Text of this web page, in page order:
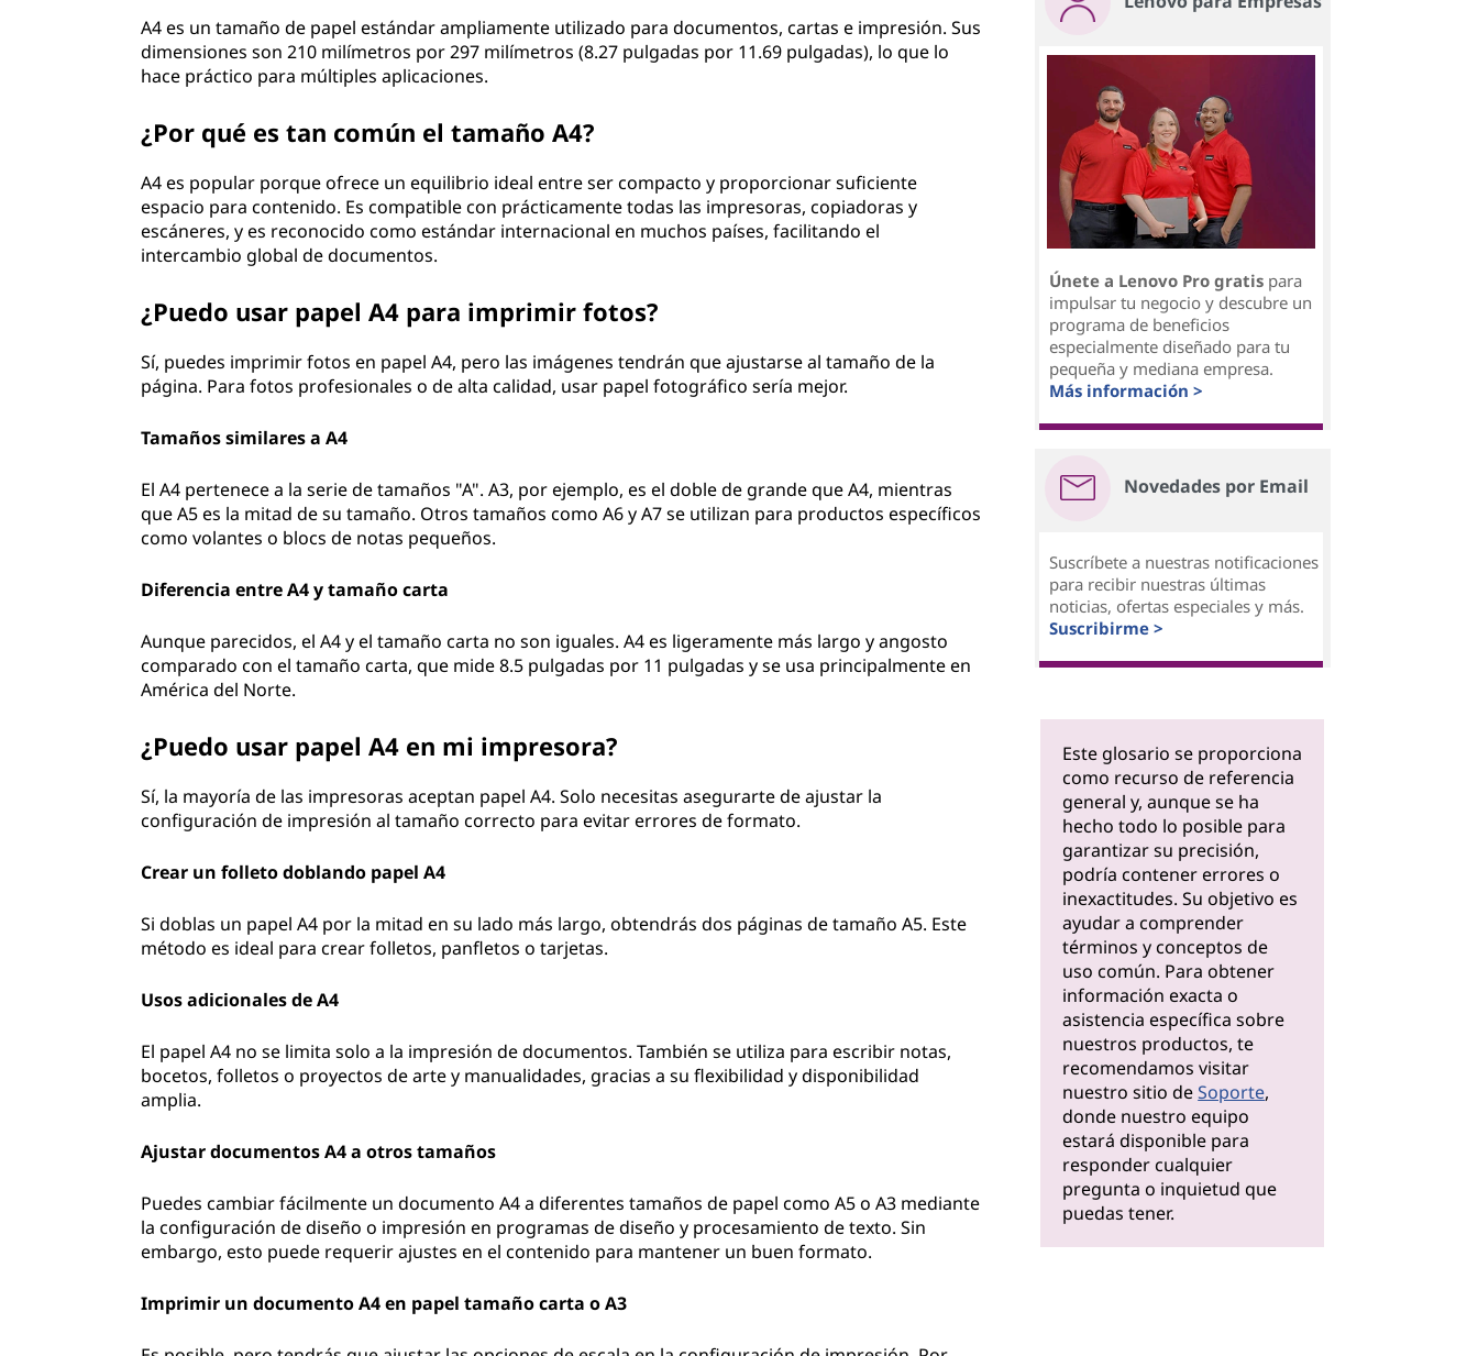
A4 es un tamaño de papel estándar ampliamente utilizado para documentos, cartas e impresión. Sus
dimensiones son 210 milímetros por 297 milímetros (8.27 pulgadas por 11.69 pulgadas), lo que lo
hace práctico para múltiples aplicaciones.
¿Por qué es tan común el tamaño A4?
A4 es popular porque ofrece un equilibrio ideal entre ser compacto y proporcionar suficiente
espacio para contenido. Es compatible con prácticamente todas las impresoras, copiadoras y
escáneres, y es reconocido como estándar internacional en muchos países, facilitando el
intercambio global de documentos.
¿Puedo usar papel A4 para imprimir fotos?
Sí, puedes imprimir fotos en papel A4, pero las imágenes tendrán que ajustarse al tamaño de la
página. Para fotos profesionales o de alta calidad, usar papel fotográfico sería mejor.
Tamaños similares a A4
El A4 pertenece a la serie de tamaños "A". A3, por ejemplo, es el doble de grande que A4, mientras
que A5 es la mitad de su tamaño. Otros tamaños como A6 y A7 se utilizan para productos específicos
como volantes o blocs de notas pequeños.
Diferencia entre A4 y tamaño carta
Aunque parecidos, el A4 y el tamaño carta no son iguales. A4 es ligeramente más largo y angosto
comparado con el tamaño carta, que mide 8.5 pulgadas por 11 pulgadas y se usa principalmente en
América del Norte.
¿Puedo usar papel A4 en mi impresora?
Sí, la mayoría de las impresoras aceptan papel A4. Solo necesitas asegurarte de ajustar la
configuración de impresión al tamaño correcto para evitar errores de formato.
Crear un folleto doblando papel A4
Si doblas un papel A4 por la mitad en su lado más largo, obtendrás dos páginas de tamaño A5. Este
método es ideal para crear folletos, panfletos o tarjetas.
Usos adicionales de A4
El papel A4 no se limita solo a la impresión de documentos. También se utiliza para escribir notas,
bocetos, folletos o proyectos de arte y manualidades, gracias a su flexibilidad y disponibilidad
amplia.
Ajustar documentos A4 a otros tamaños
Puedes cambiar fácilmente un documento A4 a diferentes tamaños de papel como A5 o A3 mediante
la configuración de diseño o impresión en programas de diseño y procesamiento de texto. Sin
embargo, esto puede requerir ajustes en el contenido para mantener un buen formato.
Imprimir un documento A4 en papel tamaño carta o A3
Únete a Lenovo Pro gratispara
impulsar tu negocio y descubre un
programa de beneficios
especialmente diseñado para tu
pequeña y mediana empresa.
Más información >
Novedades por Email
Suscríbete a nuestras notificaciones
para recibir nuestras últimas
noticias, ofertas especiales y más.
Suscribirme >
Este glosario se proporciona
como recurso de referencia
general y, aunque se ha
hecho todo lo posible para
garantizar su precisión,
podría contener errores o
inexactitudes. Su objetivo es
ayudar a comprender
términos y conceptos de
uso común. Para obtener
información exacta o
asistencia específica sobre
nuestros productos, te
recomendamos visitar
nuestro sitio deSoporte,
donde nuestro equipo
estará disponible para
responder cualquier
pregunta o inquietud que
puedas tener.